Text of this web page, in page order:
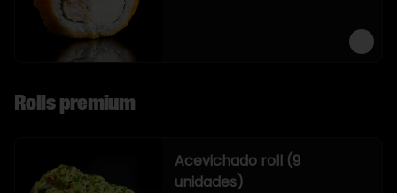
Rolls premium
Acevichado roll (9
unidades)